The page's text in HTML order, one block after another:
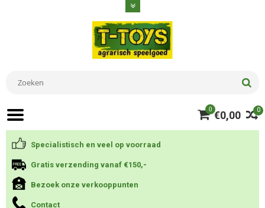
0
0 €0,00
Specialistisch en veel op voorraad
Gratis verzending vanaf €150,-
Bezoek onze verkooppunten
Contact